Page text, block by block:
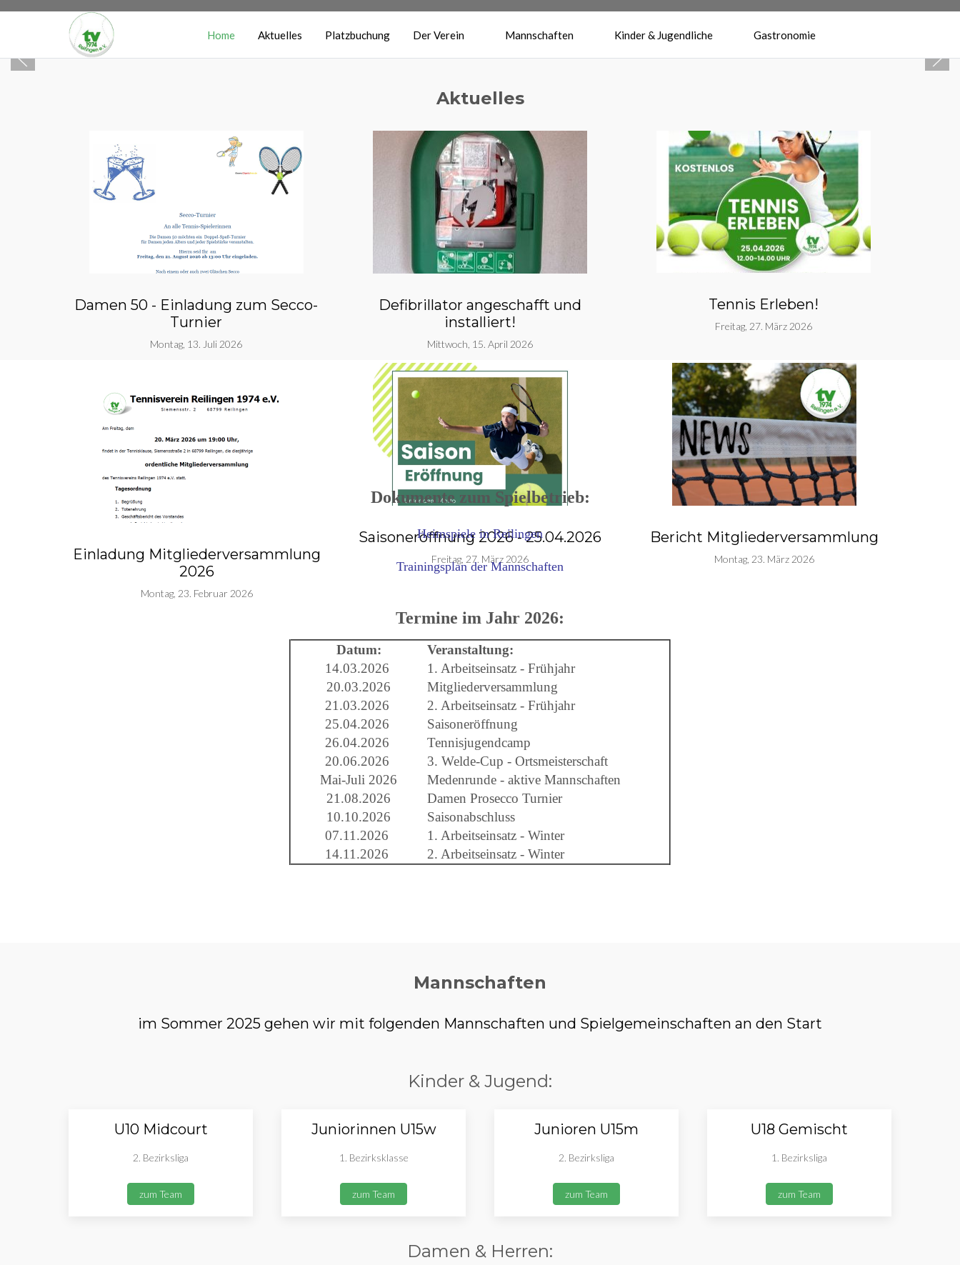
Home Aktuelles Platzbuchung Der Verein Mannschaften Kinder & Jugendliche Gastronomie
Tennisverein Reilingen 1974 e.V.
Aktuelles
Damen 50 - Einladung zum Secco-
Turnier
Montag, 13. Juli 2026
Defibrillator angeschafft und
installiert!
Mittwoch, 15. April 2026
Tennis Erleben!
Freitag, 27. März 2026
Saisoneröffnung 2026 - 25.04.2026
Freitag, 27. März 2026
Bericht Mitgliederversammlung
Montag, 23. März 2026
Einladung Mitgliederversammlung
2026
Montag, 23. Februar 2026
Dokumente zum Spielbetrieb:
Heimspiele in Reilingen
Trainingsplan der Mannschaften
Termine im Jahr 2026:
Datum:
Veranstaltung:
14.03.2026
1. Arbeitseinsatz - Frühjahr
20.03.2026
Mitgliederversammlung
21.03.2026
2. Arbeitseinsatz - Frühjahr
25.04.2026
Saisoneröffnung
26.04.2026
Tennisjugendcamp
20.06.2026
3. Welde-Cup - Ortsmeisterschaft
Mai-Juli 2026
Medenrunde - aktive Mannschaften
21.08.2026
Damen Prosecco Turnier
10.10.2026
Saisonabschluss
07.11.2026
1. Arbeitseinsatz - Winter
14.11.2026
2. Arbeitseinsatz - Winter
Mannschaften
im Sommer 2025 gehen wir mit folgenden Mannschaften und Spielgemeinschaften an den Start
Kinder & Jugend:
U10 Midcourt
2. Bezirksliga
zum Team
Juniorinnen U15w
1. Bezirksklasse
zum Team
Junioren U15m
2. Bezirksliga
zum Team
U18 Gemischt
1. Bezirksliga
zum Team
Damen & Herren: